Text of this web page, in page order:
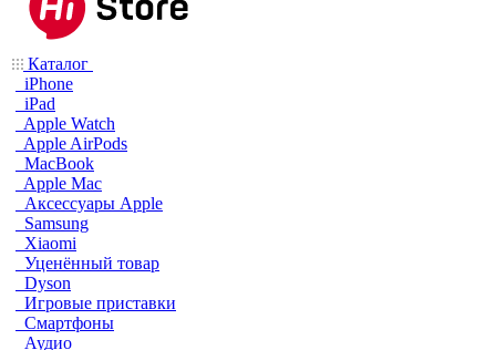
Каталог
iPhone
iPad
Apple Watch
Apple AirPods
MacBook
Apple Mac
Аксессуары Apple
Samsung
Xiaomi
Уценённый товар
Dyson
Игровые приставки
Смартфоны
Аудио